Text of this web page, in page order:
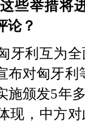
些举措将
论？
牙利互为
布对匈牙
施颁发5年
现，中方